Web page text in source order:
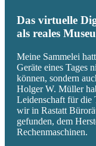
Das virtuelle
als reales
Meine Sammelei
Geräte eines Tages
können, sondern
Holger W. Müller
Leidenschaft für die
wir in Rastatt
gefunden, dem
Rechenmaschinen.